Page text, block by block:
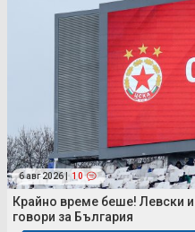
6 авг 2026 | 10
Крайно време беше! Левски
говори за България